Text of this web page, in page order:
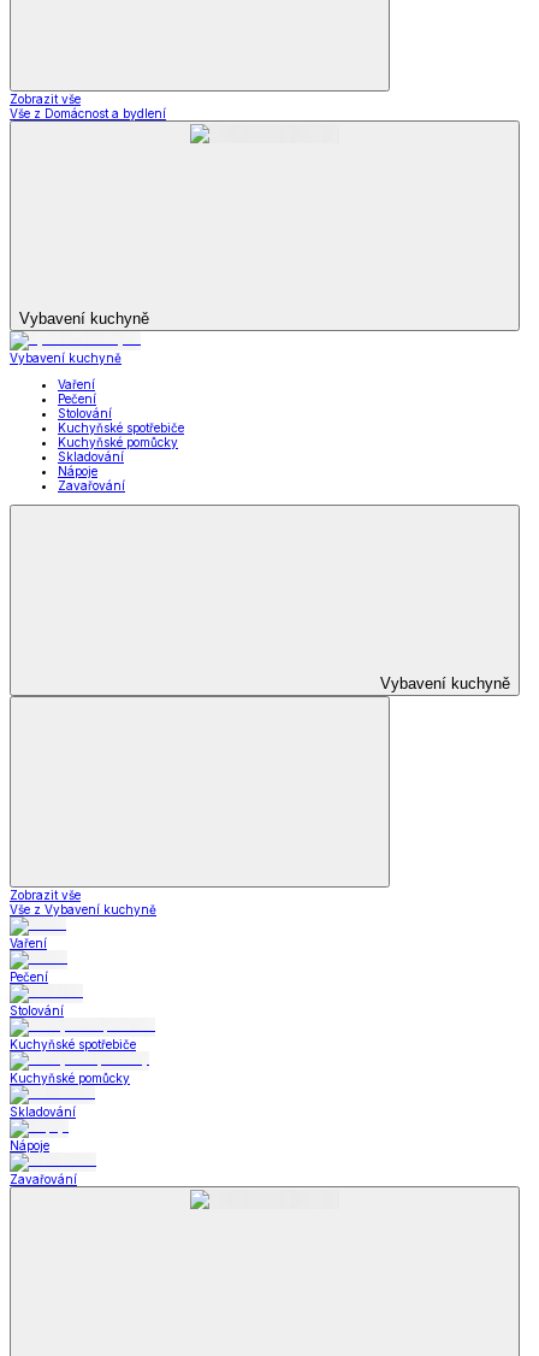
Zobrazit vše
Vše z Domácnost a bydlení
Vybavení kuchyně
Vybavení kuchyně
Vaření
Pečení
Stolování
Kuchyňské spotřebiče
Kuchyňské pomůcky
Skladování
Nápoje
Zavařování
Vybavení kuchyně
Zobrazit vše
Vše z Vybavení kuchyně
Vaření
Pečení
Stolování
Kuchyňské spotřebiče
Kuchyňské pomůcky
Skladování
Nápoje
Zavařování